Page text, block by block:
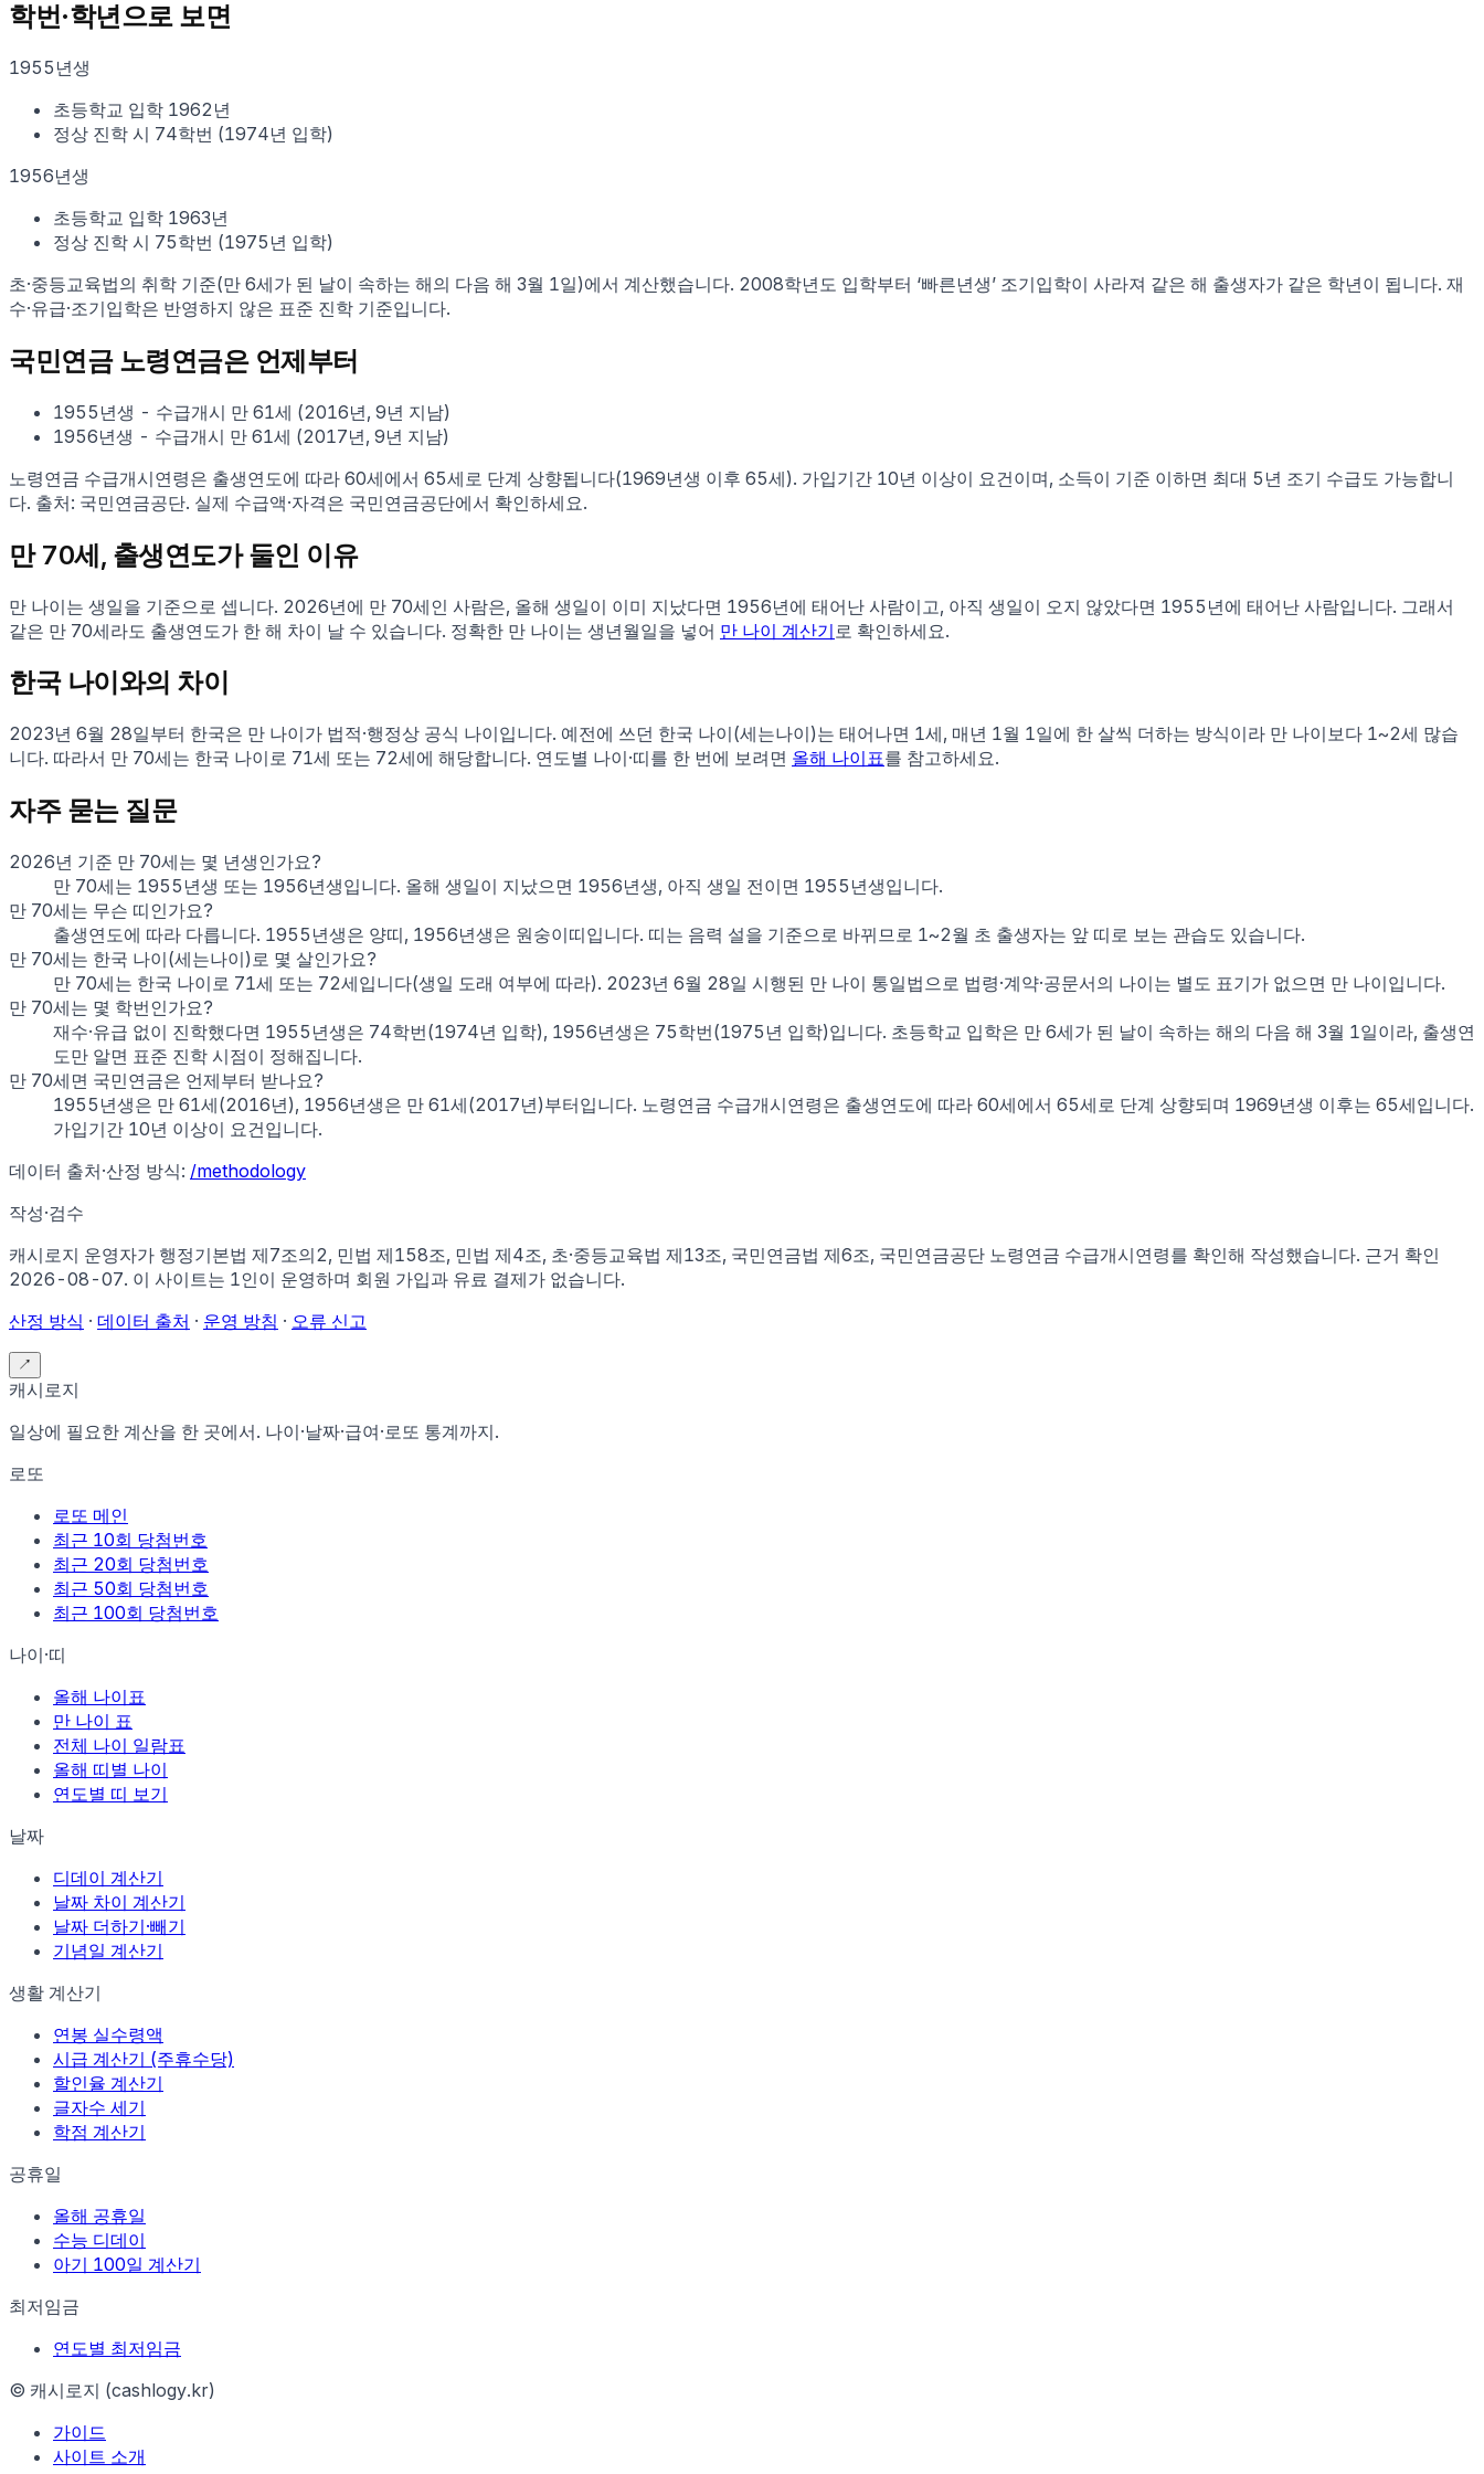
학번·학년으로 보면
1955 년생
초등학교 입학 1962 년
정상 진학 시 74학번 (1974년 입학)
1956년생
초등학교 입학 1963년
정상 진학 시 75학번 (1975 년 입학)
초·중등교육법의 취학 기준(만 6세가 된 날이 속하는 해의 다음 해 3월 1일)에서 계산했습니다. 2008학년도 입학부터 ‘빠른년생’ 조기입학이 사라져 같은 해 출생자가 같은 학년이 됩니다. 재
수·유급·조기입학은 반영하지 않은 표준 진학 기준입니다.
국민연금 노령연금은 언제부터
1955 년생 - 수급개시 만 61세 (2016년, 9년 지남)
1956년생 - 수급개시 만 61세 (2017년, 9년 지남)
노령연금 수급개시연령은 출생연도에 따라 60세에서 65세로 단계 상향됩니다(1969년생 이후 65세). 가입기간 10년 이상이 요건이며, 소득이 기준 이하면 최대 5년 조기 수급도 가능합니
다. 출처: 국민연금공단. 실제 수급액·자격은 국민연금공단에서 확인하세요.
만 70세, 출생연도가 둘인 이유
만 나이는 생일을 기준으로 셉니다. 2026년에 만 70세인 사람은, 올해 생일이 이미 지났다면 1956년에 태어난 사람이고, 아직 생일이 오지 않았다면 1955 년에 태어난 사람입니다. 그래서
같은 만 70세라도 출생연도가 한 해 차이 날 수 있습니다. 정확한 만 나이는 생년월일을 넣어 만 나이 계산기 로 확인하세요.
한국 나이와의 차이
2023년 6월 28일부터 한국은 만 나이가 법적·행정상 공식 나이입니다. 예전에 쓰던 한국 나이(세는나이)는 태어나면 1세, 매년 1월 1일에 한 살씩 더하는 방식이라 만 나이보다 1~2세 많습
니다. 따라서 만 70세는 한국 나이로 71세 또는 72세에 해당합니다. 연도별 나이·띠를 한 번에 보려면 올해 나이표를 참고하세요.
자주 묻는 질문
2026년 기준 만 70세는 몇 년생인가요?
만 70세는 1955년생 또는 1956년생입니다. 올해 생일이 지났으면 1956년생, 아직 생일 전이면 1955년생입니다.
만 70세는 무슨 띠인가요?
출생연도에 따라 다릅니다. 1955년생은 양띠, 1956년생은 원숭이띠입니다. 띠는 음력 설을 기준으로 바뀌므로 1~2월 초 출생자는 앞 띠로 보는 관습도 있습니다.
만 70세는 한국 나이(세는나이)로 몇 살인가요?
만 70세는 한국 나이로 71세 또는 72세입니다(생일 도래 여부에 따라). 2023년 6월 28일 시행된 만 나이 통일법으로 법령·계약·공문서의 나이는 별도 표기가 없으면 만 나이입니다.
만 70세는 몇 학번인가요?
재수·유급 없이 진학했다면 1955년생은 74학번(1974년 입학), 1956년생은 75학번(1975년 입학)입니다. 초등학교 입학은 만 6세가 된 날이 속하는 해의 다음 해 3월 1일이라, 출생연
도만 알면 표준 진학 시점이 정해집니다.
만 70세면 국민연금은 언제부터 받나요?
1955년생은 만 61세(2016년), 1956년생은 만 61세(2017년)부터입니다. 노령연금 수급개시연령은 출생연도에 따라 60세에서 65세로 단계 상향되며 1969년생 이후는 65세입니다.
가입기간 10년 이상이 요건입니다.
데이터 출처·산정 방식: /methodology
작성·검수
캐시로지 운영자가 행정기본법 제7조의2, 민법 제158조, 민법 제4조, 초·중등교육법 제13조, 국민연금법 제6조, 국민연금공단 노령연금 수급개시연령를 확인해 작성했습니다. 근거 확인
2026-08-07. 이 사이트는 1인이 운영하며 회원 가입과 유료 결제가 없습니다.
산정 방식 · 데이터 출처 · 운영 방침 · 오류 신고
↗
캐시로지
일상에 필요한 계산을 한 곳에서. 나이·날짜·급여·로또 통계까지.
로또
로또 메인
최근 10회 당첨번호
최근 20회 당첨번호
최근 50회 당첨번호
최근 100회 당첨번호
나이·띠
올해 나이표
만 나이 표
전체 나이 일람표
올해 띠별 나이
연도별 띠 보기
날짜
디데이 계산기
날짜 차이 계산기
날짜 더하기·빼기
기념일 계산기
생활 계산기
연봉 실수령액
시급 계산기 (주휴수당)
할인율 계산기
글자수 세기
학점 계산기
공휴일
올해 공휴일
수능 디데이
아기 100일 계산기
최저임금
연도별 최저임금
© 캐시로지 (cashlogy.kr)
가이드
사이트 소개